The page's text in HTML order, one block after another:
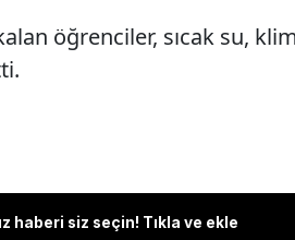
öğrenciler, sıcak su,
haberi siz seçin! Tıkla ve ekle